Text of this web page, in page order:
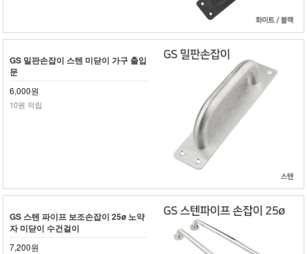
GS 밀판손잡이 스텐 미닫이 가구 출입
문
6,000원
10원 적립
GS 스텐 파이프 보조손잡이 25ø 노약
자 미닫이 수건걸이
7,200원